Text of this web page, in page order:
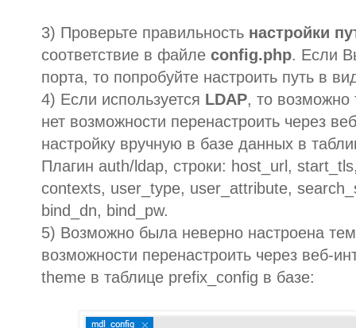
3) Проверьте правильность настройки
соответствие в файле config.php. Если
порта, то попробуйте настроить путь в
4) Если используется LDAP, то возможно
нет возможности перенастроить через
настройку вручную в базе данных в
Плагин auth/ldap, строки: host_url,
contexts, user_type, user_attribute,
bind_dn, bind_pw.
5) Возможно была неверно настроена
возможности перенастроить через веб-
theme в таблице prefix_config в базе: